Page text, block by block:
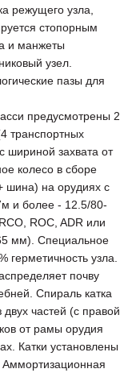
режущего узла,
стопорным
и манжеты
узел.
пазы для
предусмотрены 2
транспортных
шириной захвата от
колесо в сборе
шина) на орудиях с
и более - 12.5/80-
ROC, ADR или
мм). Специальное
герметичность узла.
почву
Спираль катка
частей (с правой
от рамы орудия
Катки установлены